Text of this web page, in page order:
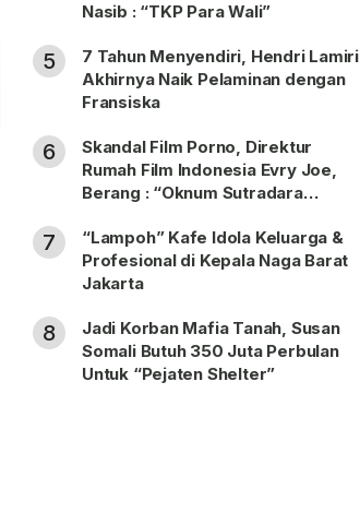
Nasib : “TKP Para Wali”
5
7 Tahun Menyendiri, Hendri Lamiri
Akhirnya Naik Pelaminan dengan
Fransiska
6
Skandal Film Porno, Direktur
Rumah Film Indonesia Evry Joe,
Berang : “Oknum Sutradara
7
“Lampoh” Kafe Idola Keluarga &
Profesional di Kepala Naga Barat
Jakarta
8
Jadi Korban Mafia Tanah, Susan
Somali Butuh 350 Juta Perbulan
Untuk “Pejaten Shelter”